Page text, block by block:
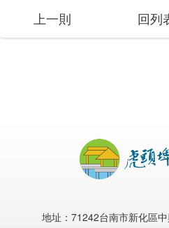
上一則 回列
地址：71242台南市新化區